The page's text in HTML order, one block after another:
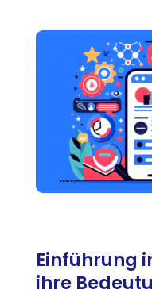
Einführung
ihre